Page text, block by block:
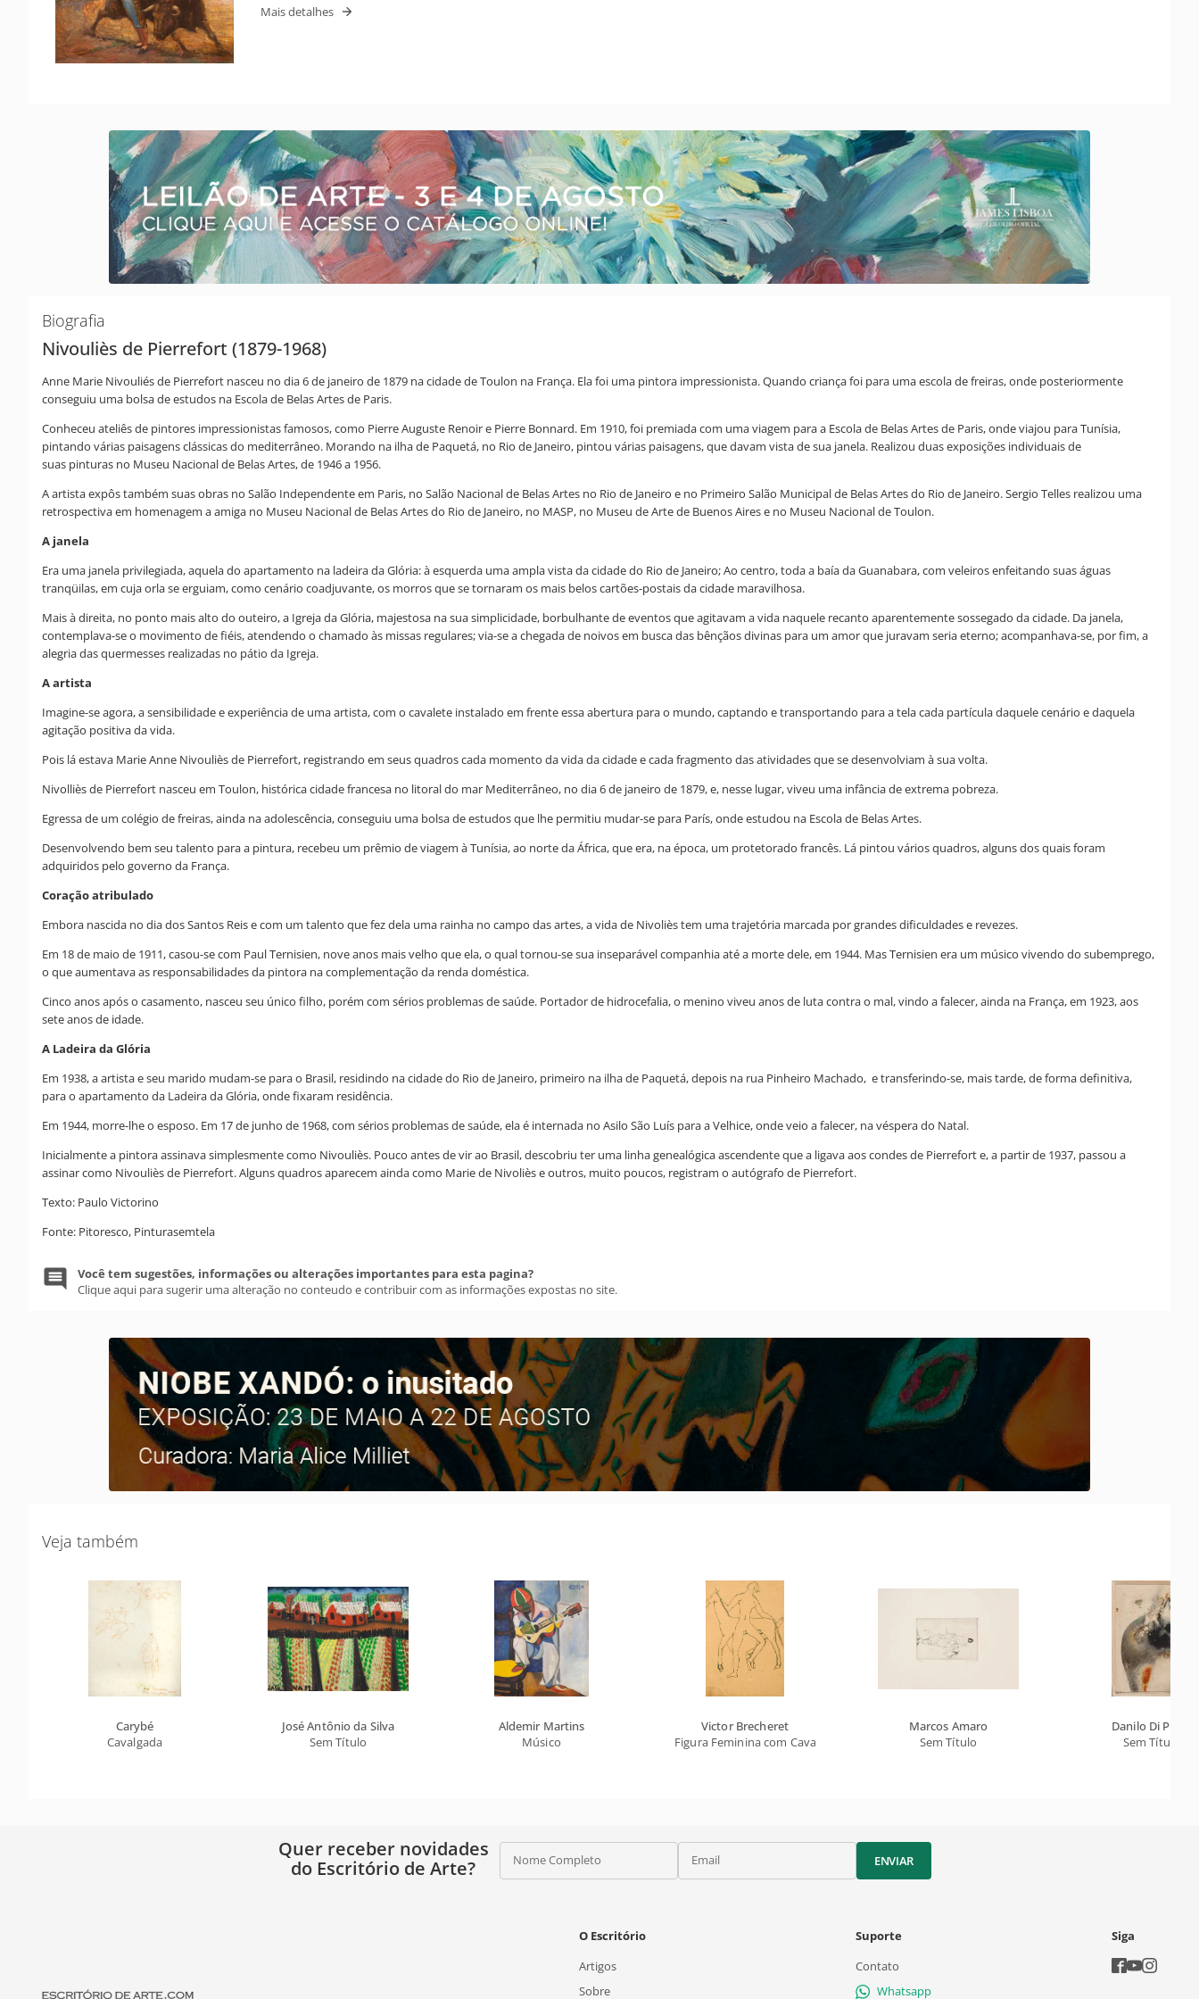
Mais detalhes
Biografia
Nivouliès de Pierrefort (1879-1968)
Anne Marie Nivouliés de Pierrefort nasceu no dia 6 de janeiro de 1879 na cidade de Toulon na França. Ela foi uma pintora impressionista. Quando criança foi para uma escola de freiras, onde posteriormente
conseguiu uma bolsa de estudos na Escola de Belas Artes de Paris.
Conheceu ateliês de pintores impressionistas famosos, como Pierre Auguste Renoir e Pierre Bonnard. Em 1910, foi premiada com uma viagem para a Escola de Belas Artes de Paris, onde viajou para Tunísia,
pintando várias paisagens clássicas do mediterrâneo. Morando na ilha de Paquetá, no Rio de Janeiro, pintou várias paisagens, que davam vista de sua janela. Realizou duas exposições individuais de
suas pinturas no Museu Nacional de Belas Artes, de 1946 a 1956.
A artista expôs também suas obras no Salão Independente em Paris, no Salão Nacional de Belas Artes no Rio de Janeiro e no Primeiro Salão Municipal de Belas Artes do Rio de Janeiro. Sergio Telles realizou uma
retrospectiva em homenagem a amiga no Museu Nacional de Belas Artes do Rio de Janeiro, no MASP, no Museu de Arte de Buenos Aires e no Museu Nacional de Toulon.
A janela
Era uma janela privilegiada, aquela do apartamento na ladeira da Glória: à esquerda uma ampla vista da cidade do Rio de Janeiro; Ao centro, toda a baía da Guanabara, com veleiros enfeitando suas águas
tranqüilas, em cuja orla se erguiam, como cenário coadjuvante, os morros que se tornaram os mais belos cartões-postais da cidade maravilhosa.
Mais à direita, no ponto mais alto do outeiro, a Igreja da Glória, majestosa na sua simplicidade, borbulhante de eventos que agitavam a vida naquele recanto aparentemente sossegado da cidade. Da janela,
contemplava-se o movimento de fiéis, atendendo o chamado às missas regulares; via-se a chegada de noivos em busca das bênçãos divinas para um amor que juravam seria eterno; acompanhava-se, por fim, a
alegria das quermesses realizadas no pátio da Igreja.
A artista
Imagine-se agora, a sensibilidade e experiência de uma artista, com o cavalete instalado em frente essa abertura para o mundo, captando e transportando para a tela cada partícula daquele cenário e daquela
agitação positiva da vida.
Pois lá estava Marie Anne Nivouliès de Pierrefort, registrando em seus quadros cada momento da vida da cidade e cada fragmento das atividades que se desenvolviam à sua volta.
Nivolliès de Pierrefort nasceu em Toulon, histórica cidade francesa no litoral do mar Mediterrâneo, no dia 6 de janeiro de 1879, e, nesse lugar, viveu uma infância de extrema pobreza.
Egressa de um colégio de freiras, ainda na adolescência, conseguiu uma bolsa de estudos que lhe permitiu mudar-se para París, onde estudou na Escola de Belas Artes.
Desenvolvendo bem seu talento para a pintura, recebeu um prêmio de viagem à Tunísia, ao norte da África, que era, na época, um protetorado francês. Lá pintou vários quadros, alguns dos quais foram
adquiridos pelo governo da França.
Coração atribulado
Embora nascida no dia dos Santos Reis e com um talento que fez dela uma rainha no campo das artes, a vida de Nivoliès tem uma trajetória marcada por grandes dificuldades e revezes.
Em 18 de maio de 1911, casou-se com Paul Ternisien, nove anos mais velho que ela, o qual tornou-se sua inseparável companhia até a morte dele, em 1944. Mas Ternisien era um músico vivendo do subemprego,
o que aumentava as responsabilidades da pintora na complementação da renda doméstica.
Cinco anos após o casamento, nasceu seu único filho, porém com sérios problemas de saúde. Portador de hidrocefalia, o menino viveu anos de luta contra o mal, vindo a falecer, ainda na França, em 1923, aos
sete anos de idade.
A Ladeira da Glória
Em 1938, a artista e seu marido mudam-se para o Brasil, residindo na cidade do Rio de Janeiro, primeiro na ilha de Paquetá, depois na rua Pinheiro Machado, e transferindo-se, mais tarde, de forma definitiva,
para o apartamento da Ladeira da Glória, onde fixaram residência.
Em 1944, morre-lhe o esposo. Em 17 de junho de 1968, com sérios problemas de saúde, ela é internada no Asilo São Luís para a Velhice, onde veio a falecer, na véspera do Natal.
Inicialmente a pintora assinava simplesmente como Nivouliès. Pouco antes de vir ao Brasil, descobriu ter uma linha genealógica ascendente que a ligava aos condes de Pierrefort e, a partir de 1937, passou a
assinar como Nivouliès de Pierrefort. Alguns quadros aparecem ainda como Marie de Nivolièse outros, muito poucos, registram o autógrafo de Pierrefort.
Texto: Paulo Victorino
Fonte: Pitoresco, Pinturasemtela
Você tem sugestões, informações ou alterações importantes para esta pagina?
Clique aqui para sugerir uma alteração no conteudo e contribuir com as informações expostas no site.
Veja também
Carybé
Cavalgada
José Antônio da Silva
Sem Título
Aldemir Martins
Músico
Victor Brecheret
Figura Feminina com Cavalo
Marcos Amaro
Sem Título
Danilo Di Prete
Sem Título
Quer receber novidades
do Escritório de Arte?
Nome Completo Email ENVIAR
O Escritório
Artigos
Sobre
Suporte
Contato
Whatsapp
Siga